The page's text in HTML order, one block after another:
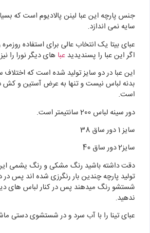
جنس پارچه این عبا لینن پالادیوم است که
سایه نمی اندازد.
عبای بیتا یک انتخاب عالی برای استفاده
اگر این عبا را پسندیدید عبا های دیگر نورا را
این عبا در دو سایز تولید شده است که اختلاف
بدنه لباس نیست و تنها به عرض آستین و کش
است.
دور سینه لباس 200 سانتیمتر است.
سایز 1 دور ساق 38
سایز2 دور ساق 40
دقت داشته باشید رنگ مشکی و رنگ یشمی این
تولید پارچه چندین بار رنگرزی شده اند پس در
شستشو رنگ میدهند پس در کنار لباس های
ندهید.
عبای تینا را با آب سرد و در شستشوی دستی